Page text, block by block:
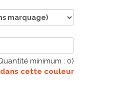
minimum : 0)
dans cette couleur